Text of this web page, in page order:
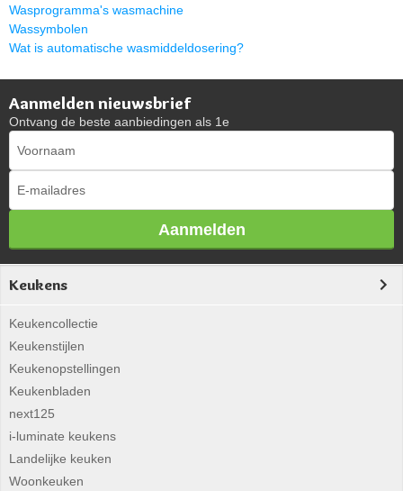
Wasprogramma's wasmachine
Wassymbolen
Wat is automatische wasmiddeldosering?
Aanmelden nieuwsbrief
Ontvang de beste aanbiedingen als 1e
Aanmelden
Keukens
Keukencollectie
Keukenstijlen
Keukenopstellingen
Keukenbladen
next125
i-luminate keukens
Landelijke keuken
Woonkeuken